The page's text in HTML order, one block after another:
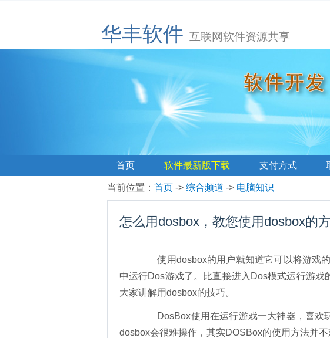
华丰软件 互联网软件资源共享
首页 软件最新版下载 支付方式
当前位置 ： 首页 -> 综合频道 -> 电脑知识
怎么用dosbox，教您使用dosbox的
使用dosbox的用户就知道它可以将游戏的
中运行Dos游戏了。比直接进入Dos模式运行游
大家讲解用dosbox的技巧。
DosBox使用在运行游戏一大神器，喜欢
dosbox会很难操作，其实DOSBox的使用方法并